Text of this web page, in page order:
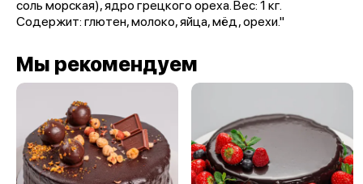
соль морская), ядро грецкого ореха. Вес: 1 кг.
Содержит: глютен, молоко, яйца, мёд, орехи."
Мы рекомендуем